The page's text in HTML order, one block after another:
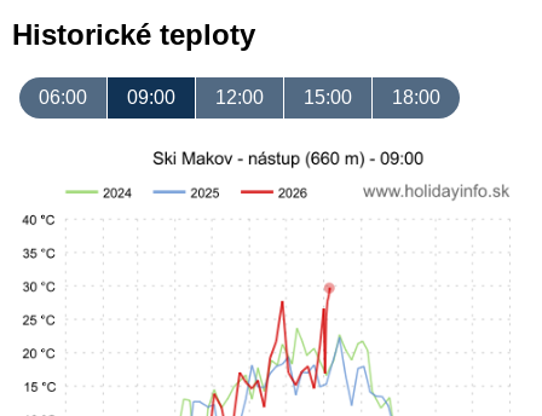
Historické teploty
06:00 09:00 12:00 15:00 18:00